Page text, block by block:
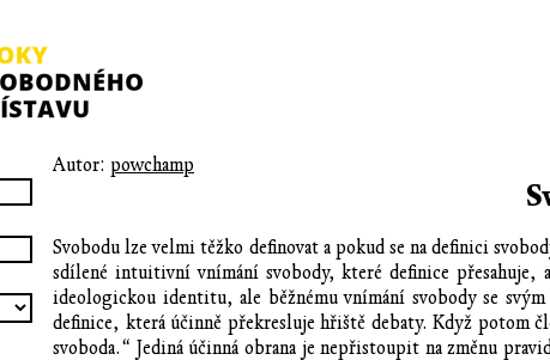
Autor: powchamp
Svobodu lze velmi těžko definovat a pokud se na definici
sdílené intuitivní vnímání svobody, které definice přesahuje,
ideologickou identitu, ale běžnému vnímání svobody se
definice, která účinně překresluje hřiště debaty. Když potom
svoboda.“ Jediná účinná obrana je nepřistoupit na změnu